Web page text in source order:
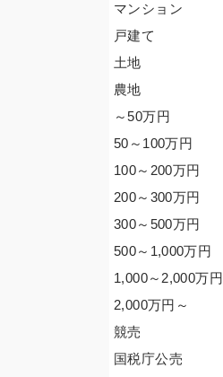
マンション
戸建て
土地
農地
～50万円
50～100万円
100～200万円
200～300万円
300～500万円
500～1,000万円
1,000～2,000万円
2,000万円 ～
競売
国税庁公売